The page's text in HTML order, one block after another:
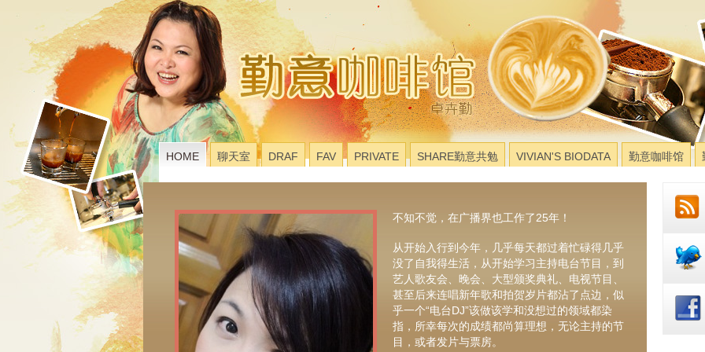
HOME 聊天室 DRAF FAV PRIVATE SHARE勤意共勉 VIVIAN'S BIODATA 勤意咖啡馆
不知不觉，在广播界也工作了25年！
从开始入行到今年，几乎每天都过着忙碌得几乎
没了自我得生活，从开始学习主持电台节目，到
艺人歌友会、晚会、大型颁奖典礼、电视节目、
甚至后来连唱新年歌和拍贺岁片都沾了点边，似
乎一个“电台DJ”该做该学和没想过的领域都染
指，所幸每次的成绩都尚算理想，无论主持的节
目，或者发片与票房。